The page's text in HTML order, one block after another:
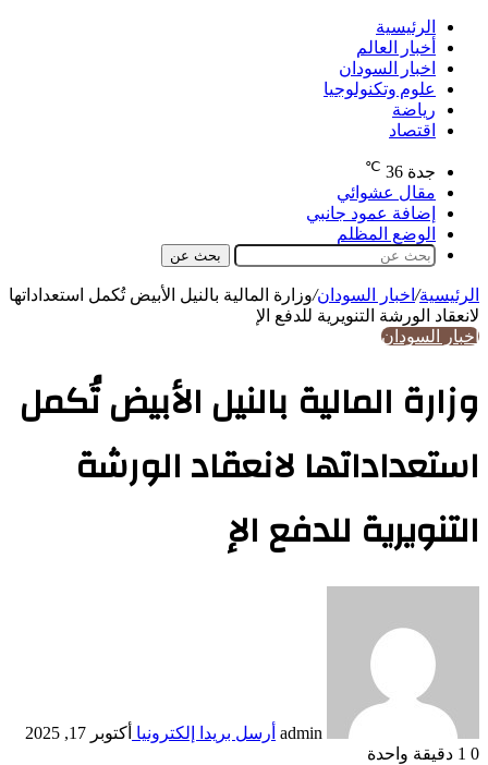
الرئيسية
أخبار العالم
اخبار السودان
علوم وتكنولوجيا
رياضة
اقتصاد
جدة 36
℃
مقال عشوائي
إضافة عمود جانبي
الوضع المظلم
بحث عن
الرئيسية/ اخبار السودان/وزارة المالية بالنيل الأبيض تُكمل استعداداتها
لانعقاد الورشة التنويرية للدفع الإ
اخبار السودان
وزارة المالية بالنيل الأبيض تُكمل
استعداداتها لانعقاد الورشة
التنويرية للدفع الإ
admin أرسل بريدا إلكترونيا أكتوبر 17, 2025
0
دقيقة واحدة